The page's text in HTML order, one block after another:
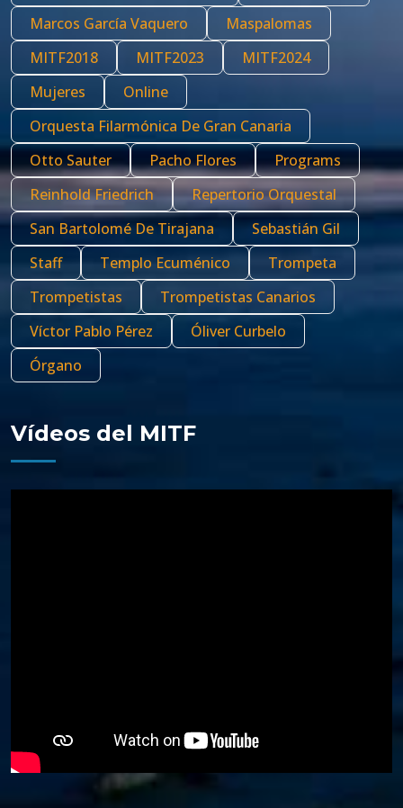
Marcos García Vaquero
Maspalomas
MITF2018
MITF2023
MITF2024
Mujeres
Online
Orquesta Filarmónica De Gran Canaria
Otto Sauter
Pacho Flores
Programs
Reinhold Friedrich
Repertorio Orquestal
San Bartolomé De Tirajana
Sebastián Gil
Staff
Templo Ecuménico
Trompeta
Trompetistas
Trompetistas Canarios
Víctor Pablo Pérez
Óliver Curbelo
Órgano
Vídeos del MITF